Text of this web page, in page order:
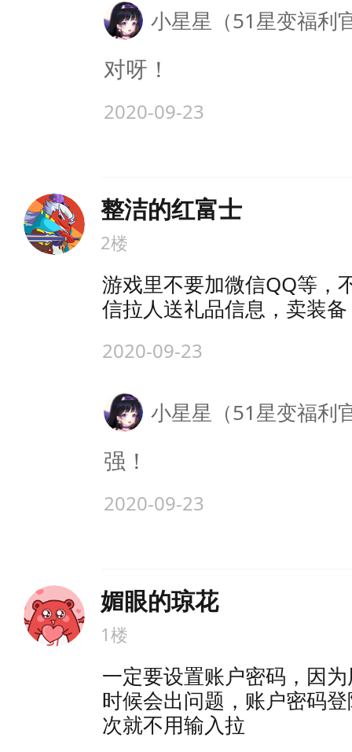
小星星（51星变福利
对呀！
2020-09-23
整洁的红富士
2楼
游戏里不要加微信QQ等，
信拉人送礼品信息，卖装
2020-09-23
小星星（51星变福利
强！
2020-09-23
媚眼的琼花
1楼
一定要设置账户密码，因
时候会出问题，账户密码
次就不用输入拉